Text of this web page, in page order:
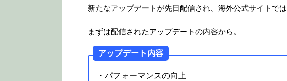
新たなアップデートが先日配信され、海外公式サイトでは
まずは配信されたアップデートの内容から。
アップデート内容
・パフォーマンスの向上